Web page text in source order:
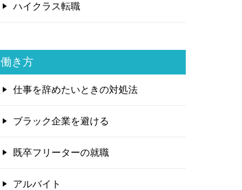
ハイクラス転職
働き方
仕事を辞めたいときの対処法
ブラック企業を避ける
既卒フリーターの就職
アルバイト